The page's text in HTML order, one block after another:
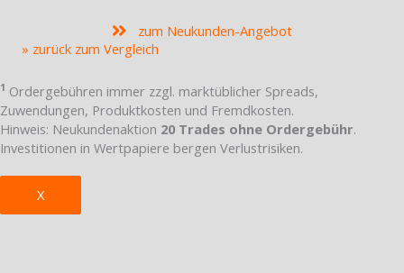
zum Neukunden-Angebot
» zurück zum Vergleich
1 Ordergebühren immer zzgl. marktüblicher Spreads,
Zuwendungen, Produktkosten und Fremdkosten.
Hinweis: Neukundenaktion 20 Trades ohne Ordergebühr.
Investitionen in Wertpapiere bergen Verlustrisiken.
X